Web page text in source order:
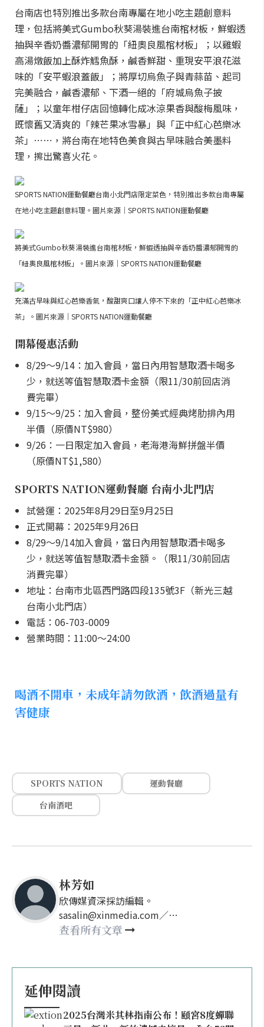
台南店也特別推出多款台南專屬在地小吃主題創意料
理，包括將美式Gumbo秋葵湯裝進台南棺材板，鮮蝦透
抽與辛香奶醬濃郁開胃的「紐奧良風棺材板」；以雞蝦
高湯燉飯加上酥炸鱈魚酥，鹹香鮮甜、重現安平浪花滋
味的「安平蝦浪蓋飯」；將厚切烏魚子與青蒜苗、起司
完美融合，鹹香濃郁、下酒一絕的「府城烏魚子披
薩」；以童年柑仔店回憶轉化成冰涼果香與酸梅風味，
既懷舊又清爽的「辣芒果冰雪暴」與「正中紅心芭樂冰
茶」⋯⋯，將台南在地特色美食與古早味融合美墨料
理，擦出驚喜火花。
SPORTS NATION運動餐廳台南小北門店限定菜色，特別推出多款台南專屬
在地小吃主題創意料理。圖片來源｜SPORTS NATION運動餐廳
將美式Gumbo秋葵湯裝進台南棺材板，鮮蝦透抽與辛香奶醬濃郁開胃的
「紐奧良風棺材板」。圖片來源｜SPORTS NATION運動餐廳
充滿古早味與紅心芭樂香氣，酸甜爽口讓人停不下來的「正中紅心芭樂冰
茶」。圖片來源｜SPORTS NATION運動餐廳
開幕優惠活動
8/29～9/14：加入會員，當日內用智慧取酒卡喝多
少，就送等值智慧取酒卡金額（限11/30前回店消
費完畢）
9/15～9/25：加入會員，整份美式經典烤肋排內用
半價（原價NT$980）
9/26：一日限定加入會員，老海港海鮮拼盤半價
（原價NT$1,580）
SPORTS NATION運動餐廳 台南小北門店
試營運：2025年8月29日至9月25日
正式開幕：2025年9月26日
8/29～9/14加入會員，當日內用智慧取酒卡喝多
少，就送等值智慧取酒卡金額。（限11/30前回店
消費完畢）
地址：台南市北區西門路四段135號3F（新光三越
台南小北門店）
電話：06-703-0009
營業時間：11:00～24:00
喝酒不開車，未成年請勿飲酒，飲酒過量有
害健康
SPORTS NATION
運動餐廳
台南酒吧
林芳如
欣傳媒資深採訪編輯。
sasalin@xinmedia.com／
happy21917@gmail.com
查看所有文章
延伸閱讀
2025台灣米其林指南公布！頤宮8度蟬聯